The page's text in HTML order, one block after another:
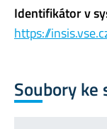
Identifikátor v
https://
Soubory ke